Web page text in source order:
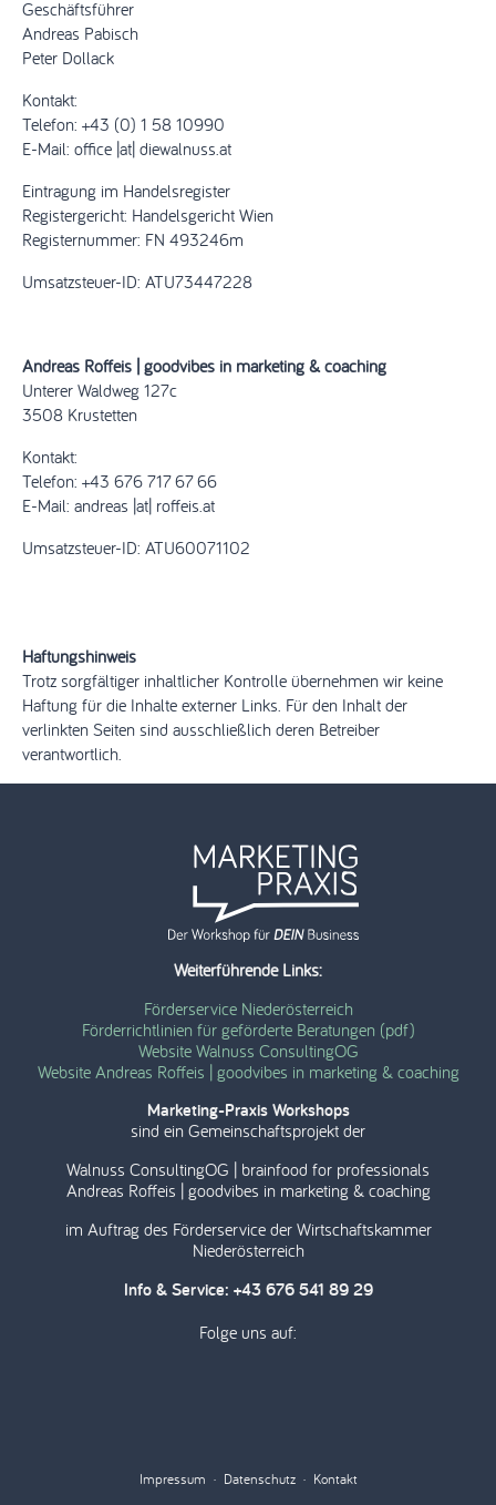
Geschäftsführer
Andreas Pabisch
Peter Dollack
Kontakt:
Telefon: +43 (0) 1 58 10990
E-Mail: office |at| diewalnuss.at
Eintragung im Handelsregister
Registergericht: Handelsgericht Wien
Registernummer: FN 493246m
Umsatzsteuer-ID: ATU73447228
Andreas Roffeis | goodvibes in marketing & coaching
Unterer Waldweg 127c
3508 Krustetten
Kontakt:
Telefon: +43 676 717 67 66
E-Mail: andreas |at| roffeis.at
Umsatzsteuer-ID: ATU60071102
Haftungshinweis
Trotz sorgfältiger inhaltlicher Kontrolle übernehmen wir keine
Haftung für die Inhalte externer Links. Für den Inhalt der
verlinkten Seiten sind ausschließlich deren Betreiber
verantwortlich.
Weiterführende Links:
Förderservice Niederösterreich
Förderrichtlinien für geförderte Beratungen (pdf)
Website Walnuss ConsultingOG
Website Andreas Roffeis | goodvibes in marketing & coaching
Marketing-Praxis Workshops
sind ein Gemeinschaftsprojekt der
Walnuss ConsultingOG | brainfood for professionals
Andreas Roffeis | goodvibes in marketing & coaching
im Auftrag des Förderservice der Wirtschaftskammer
Niederösterreich
Info & Service: +43 676 541 89 29
Folge uns auf:
Impressum · Datenschutz· Kontakt